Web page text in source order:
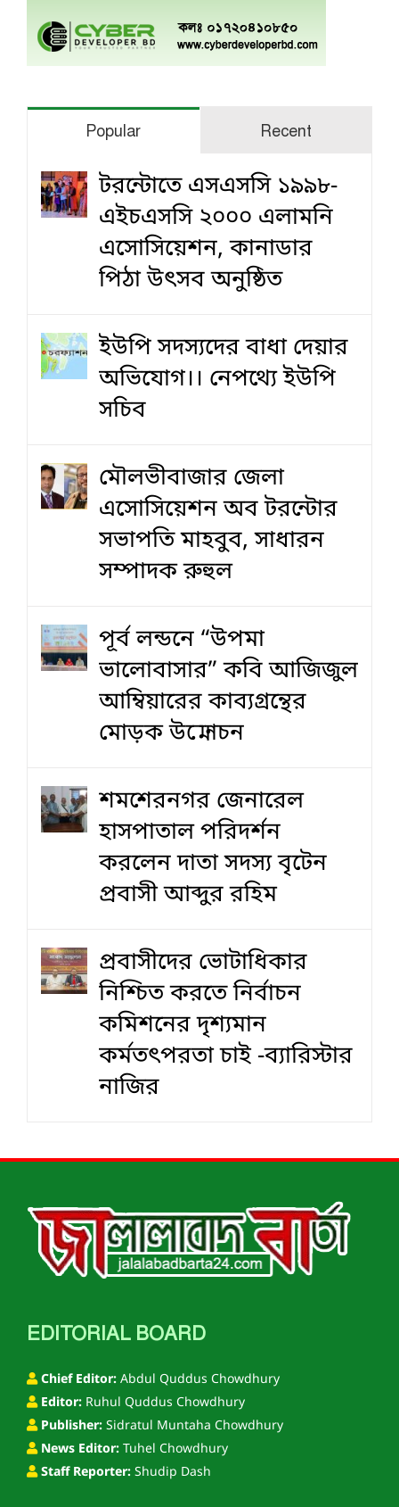
Popular Recent
টরন্টোতে এসএসসি ১৯৯৮-
এইচএসসি ২০০০ এলামনি
এসোসিয়েশন, কানাডার
পিঠা উৎসব অনুষ্ঠিত
ইউপি সদস্যদের বাধা দেয়ার
অভিযোগ।। নেপথ্যে ইউপি
সচিব
মৌলভীবাজার জেলা
এসোসিয়েশন অব টরন্টোর
সভাপতি মাহবুব, সাধারন
সম্পাদক রুহুল
পূর্ব লন্ডনে “উপমা
ভালোবাসার” কবি আজিজুল
আম্বিয়ারের কাব্যগ্রন্থের
মোড়ক উন্মোচন
শমশেরনগর জেনারেল
হাসপাতাল পরিদর্শন
করলেন দাতা সদস্য বৃটেন
প্রবাসী আব্দুর রহিম
প্রবাসীদের ভোটাধিকার
নিশ্চিত করতে নির্বাচন
কমিশনের দৃশ‍্যমান
কর্মতৎপরতা চাই -ব্যারিস্টার
নাজির
EDITORIAL BOARD
Chief Editor: Abdul Quddus Chowdhury
Editor: Ruhul Quddus Chowdhury
Publisher: Sidratul Muntaha Chowdhury
News Editor: Tuhel Chowdhury
Staff Reporter: Shudip Dash